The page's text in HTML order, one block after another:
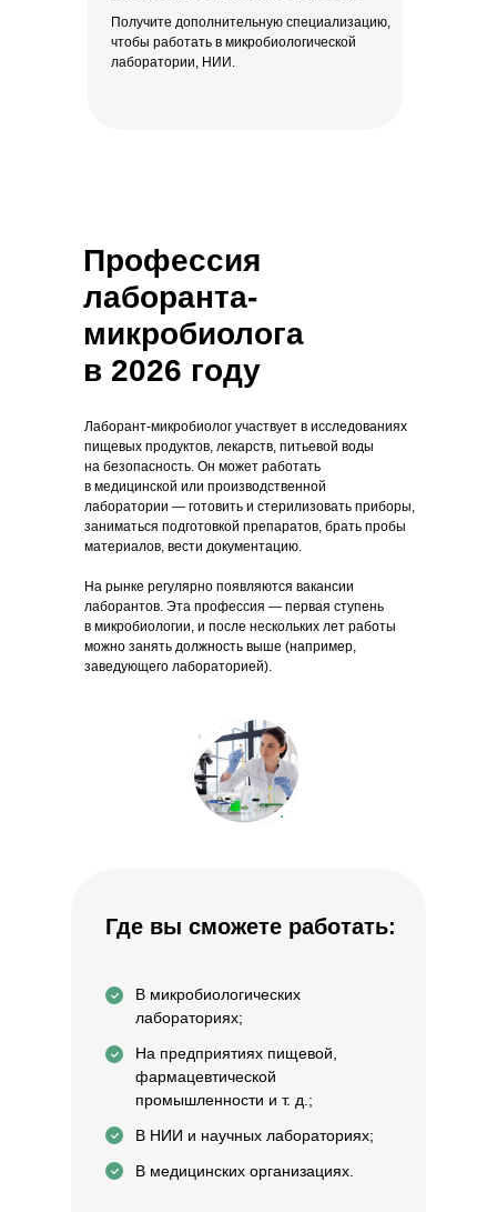
Получите дополнительную специализацию,
чтобы работать в микробиологической
лаборатории, НИИ.
Профессия
лаборанта-
микробиолога
в 2026 году
Лаборант-микробиолог участвует в исследованиях
пищевых продуктов, лекарств, питьевой воды
на безопасность. Он может работать
в медицинской или производственной
лаборатории — готовить и стерилизовать приборы,
заниматься подготовкой препаратов, брать пробы
материалов, вести документацию.
На рынке регулярно появляются вакансии
лаборантов. Эта профессия — первая ступень
в микробиологии, и после нескольких лет работы
можно занять должность выше (например,
заведующего лабораторией).
Где вы сможете работать:
В микробиологических
лабораториях;
В медицинских организациях.
В НИИ и научных лабораториях;
На предприятиях пищевой,
фармацевтической
промышленности и т. д.;